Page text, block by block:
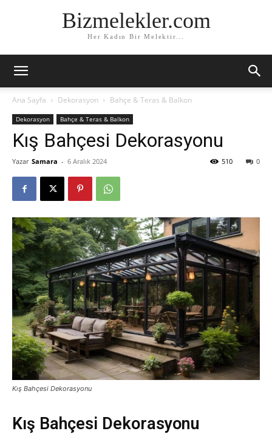
Bizmelekler.com
Her Kadın Bir Melektir...
Ana Sayfa Dekorasyon Bahçe & Teras & Balkon
Dekorasyon Bahçe & Teras & Balkon
Kış Bahçesi Dekorasyonu
Yazar Samara - 6 Aralık 2024 0
510
Kış Bahçesi Dekorasyonu
Kış Bahçesi Dekorasyonu